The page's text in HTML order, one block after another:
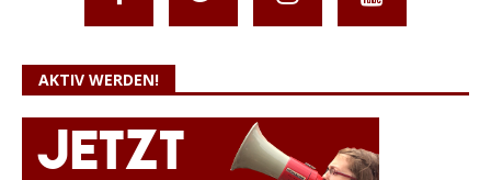
AKTIV WERDEN!